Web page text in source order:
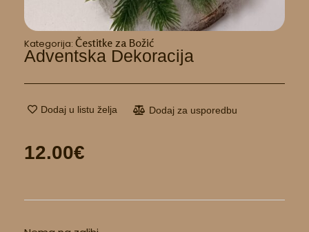
Kategorija: Čestitke za Božić
Adventska Dekoracija
Dodaj u listu želja Dodaj za usporedbu
12.00€